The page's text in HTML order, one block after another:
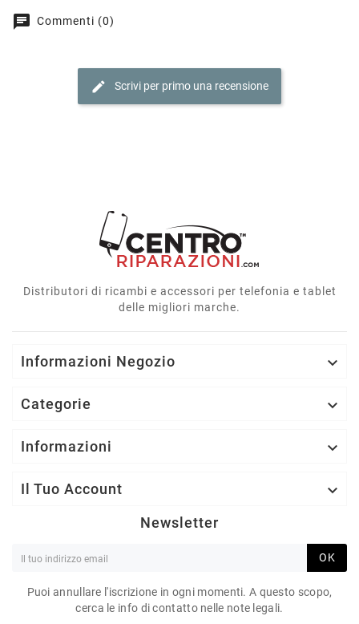
chat Commenti (0)
edit Scrivi per primo una recensione
Distributori di ricambi e accessori per telefonia e tablet
delle migliori marche.
Informazioni Negozio 
Categorie 
Informazioni 
Il Tuo Account 
Newsletter
OK
Puoi annullare l'iscrizione in ogni momenti. A questo scopo,
cerca le info di contatto nelle note legali.